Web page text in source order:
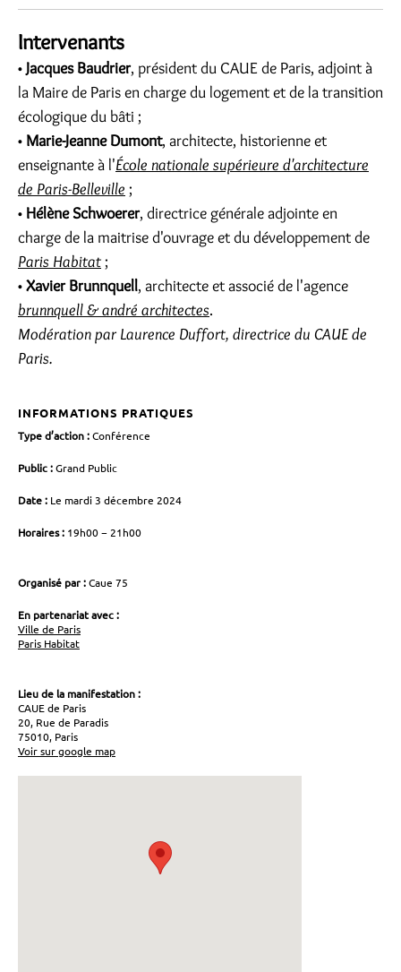
Intervenants
• Jacques Baudrier, président du CAUE de Paris, adjoint à
la Maire de Paris en charge du logement et de la transition
écologique du bâti ;
• Marie-Jeanne Dumont, architecte, historienne et
enseignante à l'École nationale supérieure d'architecture
de Paris-Belleville ;
• Hélène Schwoerer, directrice générale adjointe en
charge de la maitrise d'ouvrage et du développement de
Paris Habitat;
•Xavier Brunnquell, architecte et associé de l'agence
brunnquell & andré architectes.
Modération par Laurence Duffort, directrice du CAUE de
Paris.
INFORMATIONS PRATIQUES
Type d’action :Conférence
Public :Grand Public
Date : Le mardi 3 décembre 2024
Horaires : 19h00 − 21h00
Organisé par :Caue 75
En partenariat avec :
Ville de Paris
Paris Habitat
Lieu de la manifestation :
CAUE de Paris
20, Rue de Paradis
75010, Paris
Voir sur google map